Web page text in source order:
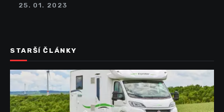
25. 01. 2023
STARŠÍ ČLÁNKY